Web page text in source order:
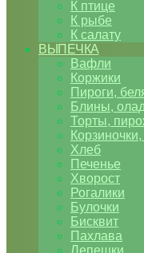
К птице
К рыбе
К салату
ВЫПЕЧКА
Вафли
Коржики
Пироги,
Блины,
Торты,
Хлеб
Печенье
Хворост
Рогалики
Булочки
Бисквит
Пахлава
Лепешки